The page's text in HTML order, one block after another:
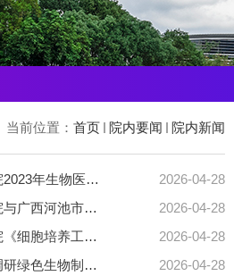
当前位置： 首页 院内要闻 院内新闻
清华大学深圳国际研究生院2023年生物医药与健康工程研究院优秀大学生夏令营成功举办
2026-04-28
清华大学深圳国际研究生院与广西河池市政府签署乡村振兴 与大健康领域合作框架协议
2026-04-28
清华大学深圳国际研究生院《细胞培养工程与系统生物学》前沿阳光课堂 ——参观学习交流活动
2026-04-28
广东省科学技术厅来我院调研绿色生物制造科技创新工作
2026-04-28